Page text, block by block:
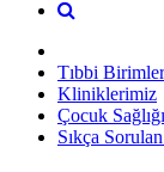
Tıbbi Birimler
Kliniklerimiz
Çocuk
Sıkça